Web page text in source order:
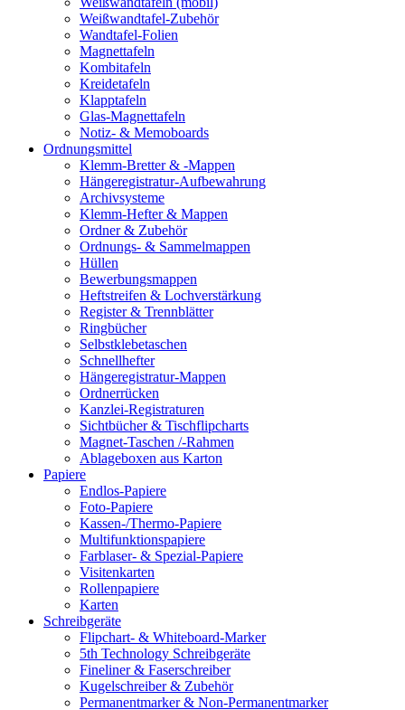
Weißwandtafel-Zubehör
Wandtafel-Folien
Magnettafeln
Kombitafeln
Kreidetafeln
Klapptafeln
Glas-Magnettafeln
Notiz- & Memoboards
Ordnungsmittel
Klemm-Bretter & -Mappen
Hängeregistratur-Aufbewahrung
Archivsysteme
Klemm-Hefter & Mappen
Ordner & Zubehör
Ordnungs- & Sammelmappen
Hüllen
Bewerbungsmappen
Heftstreifen & Lochverstärkung
Register & Trennblätter
Ringbücher
Selbstklebetaschen
Schnellhefter
Hängeregistratur-Mappen
Ordnerrücken
Kanzlei-Registraturen
Sichtbücher & Tischflipcharts
Magnet-Taschen /-Rahmen
Ablageboxen aus Karton
Papiere
Endlos-Papiere
Foto-Papiere
Kassen-/Thermo-Papiere
Multifunktionspapiere
Farblaser- & Spezial-Papiere
Visitenkarten
Rollenpapiere
Karten
Schreibgeräte
Flipchart- & Whiteboard-Marker
5th Technology Schreibgeräte
Fineliner & Faserschreiber
Kugelschreiber & Zubehör
Permanentmarker & Non-Permanentmarker